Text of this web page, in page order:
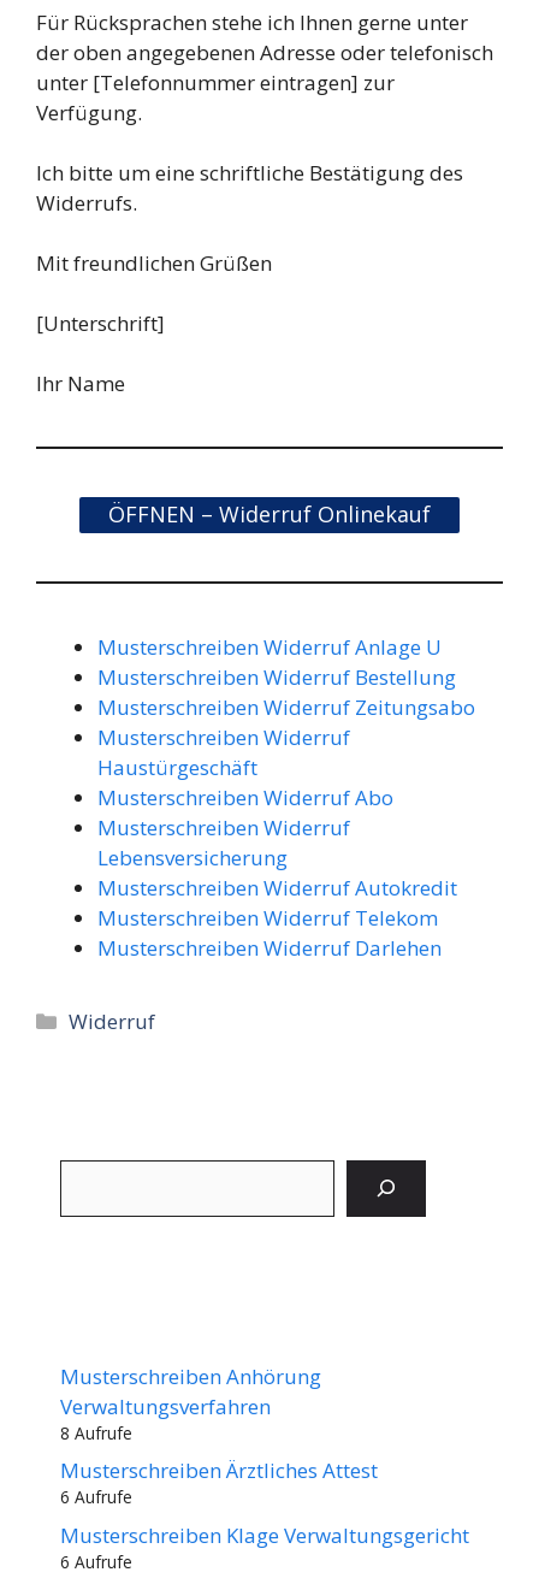
Für Rücksprachen stehe ich Ihnen gerne unter
der oben angegebenen Adresse oder telefonisch
unter [Telefonnummer eintragen] zur
Verfügung.
Ich bitte um eine schriftliche Bestätigung des
Widerrufs.
Mit freundlichen Grüßen
[Unterschrift]
Ihr Name
ÖFFNEN – Widerruf Onlinekauf
Musterschreiben Widerruf Anlage U
Musterschreiben Widerruf Bestellung
Musterschreiben Widerruf Zeitungsabo
Musterschreiben Widerruf
Haustürgeschäft
Musterschreiben Widerruf Abo
Musterschreiben Widerruf
Lebensversicherung
Musterschreiben Widerruf Autokredit
Musterschreiben Widerruf Telekom
Musterschreiben Widerruf Darlehen
Kategorien
Widerruf
Musterschreiben Anhörung
Verwaltungsverfahren
8 Aufrufe
Musterschreiben Ärztliches Attest
6 Aufrufe
Musterschreiben Klage Verwaltungsgericht
6 Aufrufe